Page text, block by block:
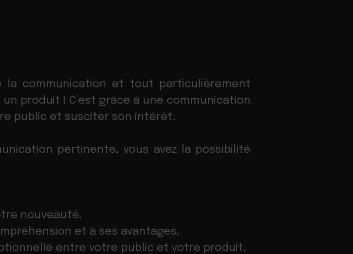
la communication et tout particulièrement
un produit ! C’est grâce à une communication
public et susciter son intérêt.
pertinente, vous avez la possibilité
nouveauté,
et à ses avantages,
entre votre public et votre produit,